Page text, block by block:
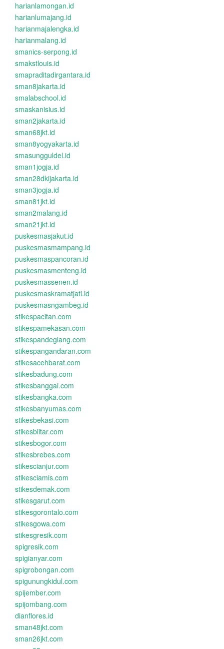
harianlamongan.id
harianlumajang.id
harianmajalengka.id
harianmalang.id
smanics-serpong.id
smakstlouis.id
smapraditadirgantara.id
sman8jakarta.id
smalabschool.id
smaskanisius.id
sman2jakarta.id
sman68jkt.id
sman8yogyakarta.id
smasungguldel.id
sman1jogja.id
sman28dkijakarta.id
sman3jogja.id
sman81jkt.id
sman2malang.id
sman21jkt.id
puskesmasjakut.id
puskesmasmampang.id
puskesmaspancoran.id
puskesmasmenteng.id
puskesmassenen.id
puskesmaskramatjati.id
puskesmasngambeg.id
stikespacitan.com
stikespamekasan.com
stikespandeglang.com
stikespangandaran.com
stikesacehbarat.com
stikesbadung.com
stikesbanggai.com
stikesbangka.com
stikesbanyumas.com
stikesbekasi.com
stikesblitar.com
stikesbogor.com
stikesbrebes.com
stikescianjur.com
stikesciamis.com
stikesdemak.com
stikesgarut.com
stikesgorontalo.com
stikesgowa.com
stikesgresik.com
spigresik.com
spigianyar.com
spigrobongan.com
spigunungkidul.com
spijember.com
spijombang.com
dianflores.id
sman48jkt.com
sman26jkt.com